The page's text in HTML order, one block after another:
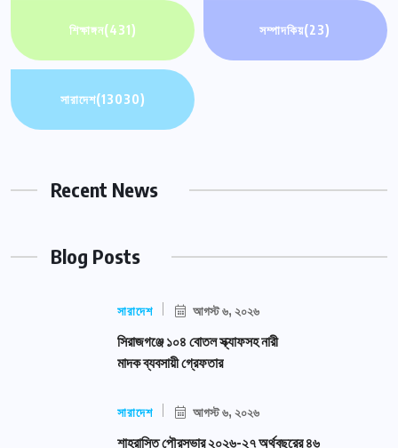
শিক্ষাঙ্গন(431) সম্পাদকিয়(23)
সারাদেশ(13030)
Recent News
Blog Posts
সারাদেশ আগস্ট ৬, ২০২৬
সিরাজগঞ্জে ১০৪ বোতল স্ক্যাফসহ নারী
মাদক ব্যবসায়ী গ্রেফতার
সারাদেশ আগস্ট ৬, ২০২৬
শাহরাস্তি পৌরসভার ২০২৬-২৭ অর্থবছরের ৪৬